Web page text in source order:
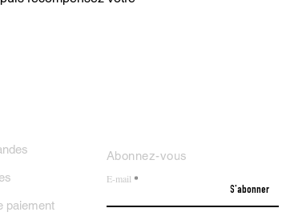
Abonnez-vous
E-mail
S'abonner
paiement